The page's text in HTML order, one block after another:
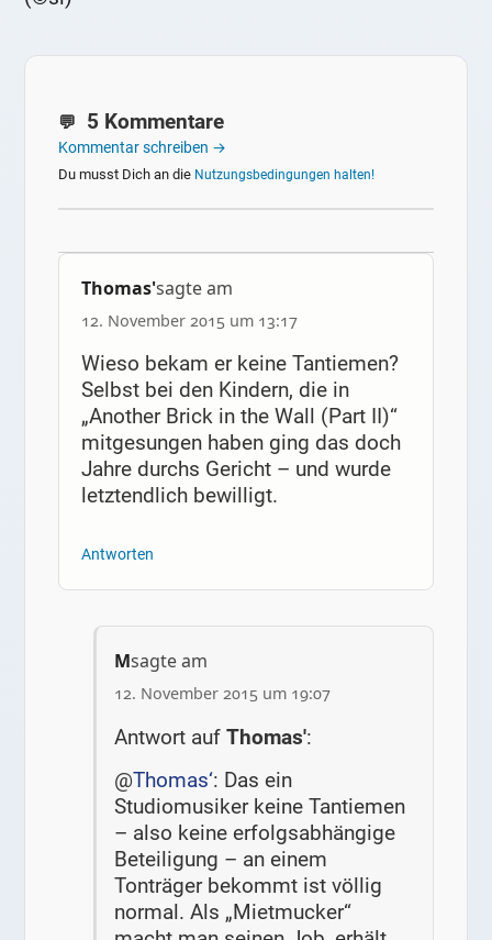
5 Kommentare
Kommentar schreiben →
Du musst Dich an die Nutzungsbedingungen halten!
Thomas'sagte am
12. November 2015 um 13:17
Wieso bekam er keine Tantiemen?
Selbst bei den Kindern, die in
„Another Brick in the Wall (Part II)“
mitgesungen haben ging das doch
Jahre durchs Gericht – und wurde
letztendlich bewilligt.
Antworten
Msagte am
12. November 2015 um 19:07
Antwort aufThomas':
@Thomas‘: Das ein
Studiomusiker keine Tantiemen
– also keine erfolgsabhängige
Beteiligung – an einem
Tonträger bekommt ist völlig
normal. Als „Mietmucker“